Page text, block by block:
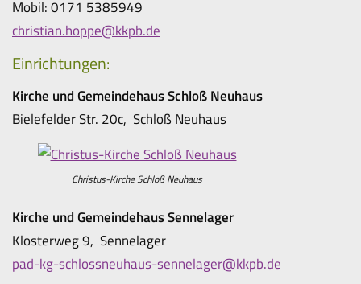
Mobil: 0171 5385949
christian.hoppe@kkpb.de
Einrichtungen:
Kirche und Gemeindehaus Schloß Neuhaus
Bielefelder Str. 20c, Schloß Neuhaus
Christus-Kirche Schloß Neuhaus
Kirche und Gemeindehaus Sennelager
Klosterweg 9, Sennelager
pad-kg-schlossneuhaus-sennelager@kkpb.de